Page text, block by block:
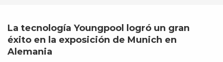
La tecnología Youngpool logró un gran
éxito en la exposición de Munich en
Alemania